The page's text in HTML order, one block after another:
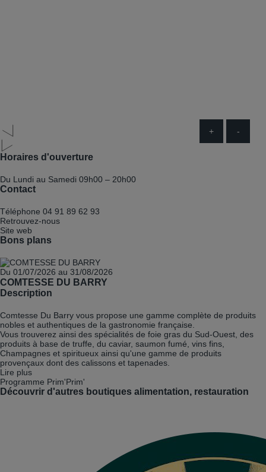
+ -
Horaires d'ouverture
Du Lundi au Samedi 09h00 – 20h00
Contact
Téléphone 04 91 89 62 93
Retrouvez-nous
Site web
Bons plans
Du 01/07/2026 au 31/08/2026
COMTESSE DU BARRY
Description
Comtesse Du Barry vous propose une gamme complète de produits
nobles et authentiques de la gastronomie française.
Vous trouverez ainsi des spécialités de foie gras du Sud-Ouest, des
produits à base de truffe, du caviar, saumon fumé, vins fins,
Champagnes et spiritueux ainsi qu'une gamme de produits
provençaux dont des calissons et tapenades.
Lire plus
Programme Prim'Prim'
Découvrir d'autres boutiques alimentation, restauration